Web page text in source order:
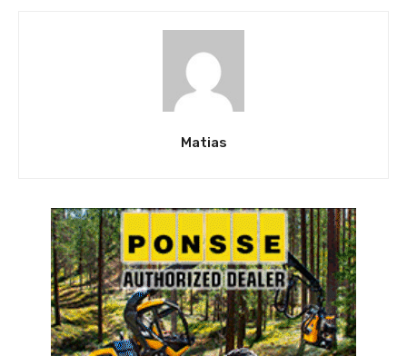
Matias